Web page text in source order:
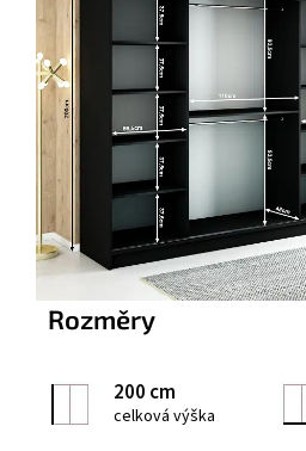
Rozměry
200 cm
celková výška